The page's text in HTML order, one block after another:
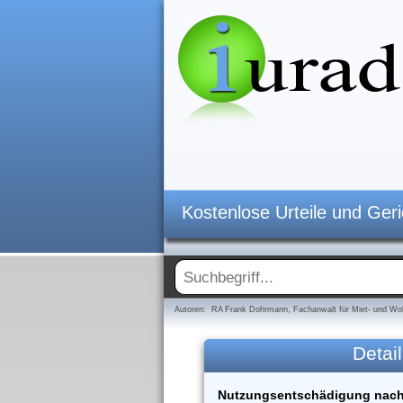
Kostenlose Urteile und
Autoren: RA Frank Dohrmann, Fachanwalt für Miet- und
Nutzungsentschädigung